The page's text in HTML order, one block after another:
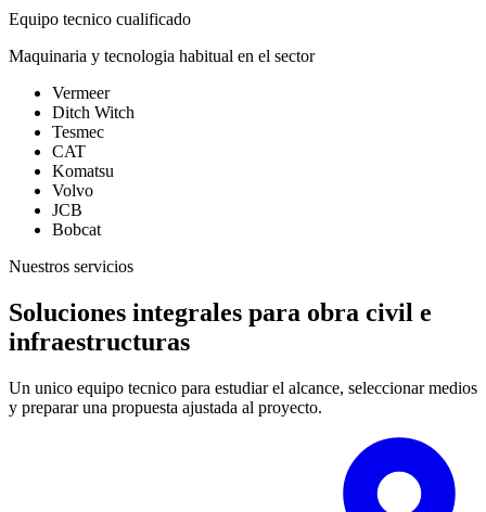
Equipo tecnico cualificado
Maquinaria y tecnologia habitual en el sector
Vermeer
Ditch Witch
Tesmec
CAT
Komatsu
Volvo
JCB
Bobcat
Nuestros servicios
Soluciones integrales para obra civil e
infraestructuras
Un unico equipo tecnico para estudiar el alcance, seleccionar medios
y preparar una propuesta ajustada al proyecto.